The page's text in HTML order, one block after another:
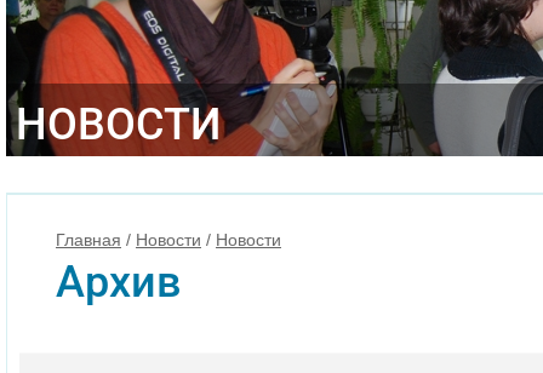
НОВОСТИ
Главная / Новости / Новости
Архив